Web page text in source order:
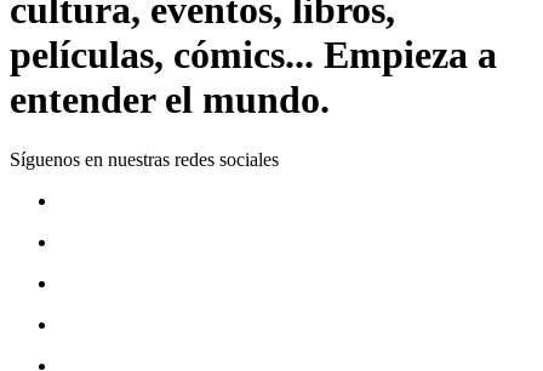
cultura, eventos, libros,
películas, cómics... Empieza a
entender el mundo.
Síguenos en nuestras redes sociales